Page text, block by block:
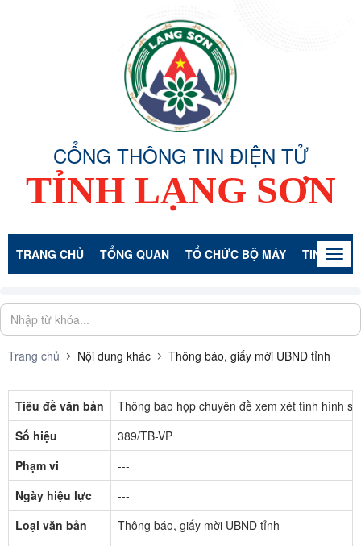
CỔNG THÔNG TIN ĐIỆN TỬ
TỈNH LẠNG SƠN
TRANG CHỦ TỔNG QUAN TỔ CHỨC BỘ MÁY TIN TỨC -
Trang chủ Nội dung khác Thông báo, giấy mời UBND tỉnh
Tiêu đề văn bản
Thông báo họp chuyên đề xem xét tình hình
Số hiệu
389/TB-VP
Phạm vi
---
Ngày hiệu lực
---
Loại văn bản
Thông báo, giấy mời UBND tỉnh